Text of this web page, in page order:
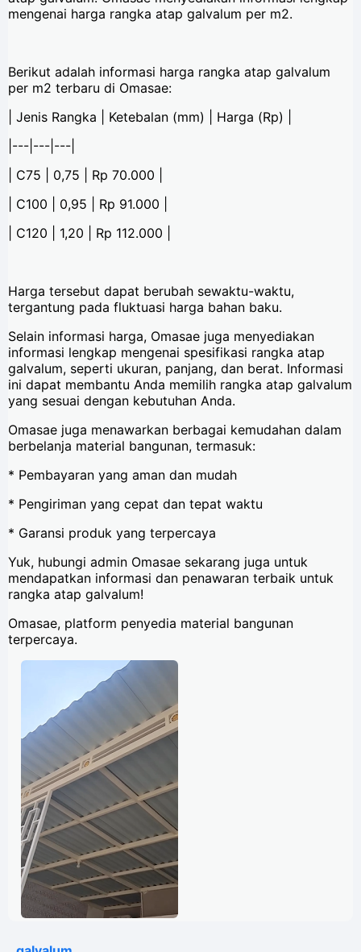
mengenai harga rangka atap galvalum per m2.
Berikut adalah informasi harga rangka atap galvalum
per m2 terbaru di Omasae:
| Jenis Rangka | Ketebalan (mm) | Harga (Rp) |
|---|---|---|
| C75 | 0,75 | Rp 70.000 |
| C100 | 0,95 | Rp 91.000 |
| C120 | 1,20 | Rp 112.000 |
Harga tersebut dapat berubah sewaktu-waktu,
tergantung pada fluktuasi harga bahan baku.
Selain informasi harga, Omasae juga menyediakan
informasi lengkap mengenai spesifikasi rangka atap
galvalum, seperti ukuran, panjang, dan berat. Informasi
ini dapat membantu Anda memilih rangka atap galvalum
yang sesuai dengan kebutuhan Anda.
Omasae juga menawarkan berbagai kemudahan dalam
berbelanja material bangunan, termasuk:
* Pembayaran yang aman dan mudah
* Pengiriman yang cepat dan tepat waktu
* Garansi produk yang terpercaya
Yuk, hubungi admin Omasae sekarang juga untuk
mendapatkan informasi dan penawaran terbaik untuk
rangka atap galvalum!
Omasae, platform penyedia material bangunan
terpercaya.